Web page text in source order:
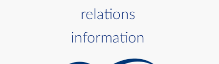
relations
information